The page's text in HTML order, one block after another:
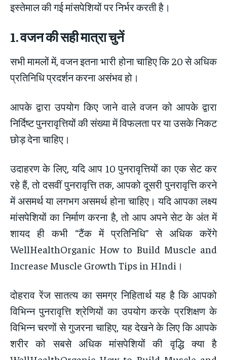
इस्तेमाल की गई मांसपेशियों पर निर्भर करती है।
1.वजन की सही मात्रा चुनें
सभी मामलों में, वजन इतना भारी होना चाहिए कि 20 से अधिक
प्रतिनिधि प्रदर्शन करना असंभव हो।
आपके द्वारा उपयोग किए जाने वाले वजन को आपके द्वारा
निर्दिष्ट पुनरावृत्तियों की संख्या में विफलता पर या उसके निकट
छोड़ देना चाहिए।
उदाहरण के लिए, यदि आप 10 पुनरावृत्तियों का एक सेट कर
रहे हैं, तो दसवीं पुनरावृत्ति तक, आपको दूसरी पुनरावृत्ति करने
में असमर्थ या लगभग असमर्थ होना चाहिए। यदि आपका लक्ष्य
मांसपेशियों का निर्माण करना है, तो आप अपने सेट के अंत में
शायद ही कभी “टैंक में प्रतिनिधि” से अधिक करेंगे
WellHealthOrganic How to Build Muscle and
Increase Muscle Growth Tips in HIndi।
दोहराव रेंज सातत्य का समग्र निहितार्थ यह है कि आपको
विभिन्न पुनरावृत्ति श्रेणियों का उपयोग करके प्रशिक्षण के
विभिन्न चरणों से गुजरना चाहिए, यह देखने के लिए कि आपके
शरीर को सबसे अधिक मांसपेशियों की वृद्धि क्या है